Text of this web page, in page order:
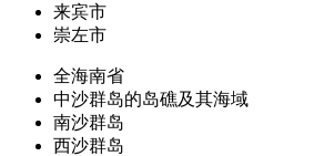
来宾市
崇左市
全海南省
中沙群岛的岛礁及其海域
南沙群岛
西沙群岛